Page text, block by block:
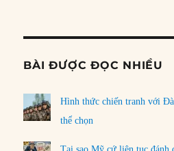
BÀI ĐƯỢC ĐỌC NHIỀU
Hình thức chiến tranh với
thể chọn